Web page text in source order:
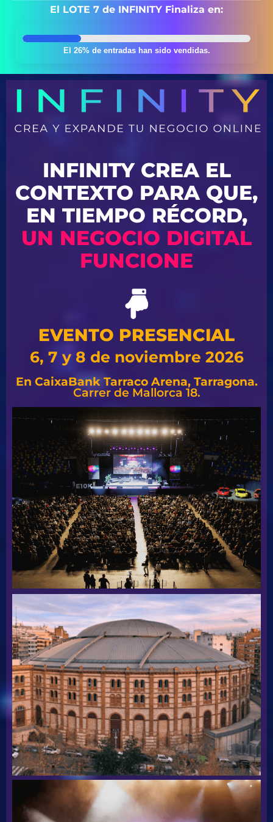
El LOTE 7 de INFINITY Finaliza en:
El 26% de entradas han sido vendidas.
INFINITY CREA EL
CONTEXTO PARA QUE,
EN TIEMPO RÉCORD,
UN NEGOCIO DIGITAL
FUNCIONE
EVENTO PRESENCIAL
6, 7 y 8 de noviembre 2026
En CaixaBank Tarraco Arena, Tarragona.
Carrer de Mallorca 18.